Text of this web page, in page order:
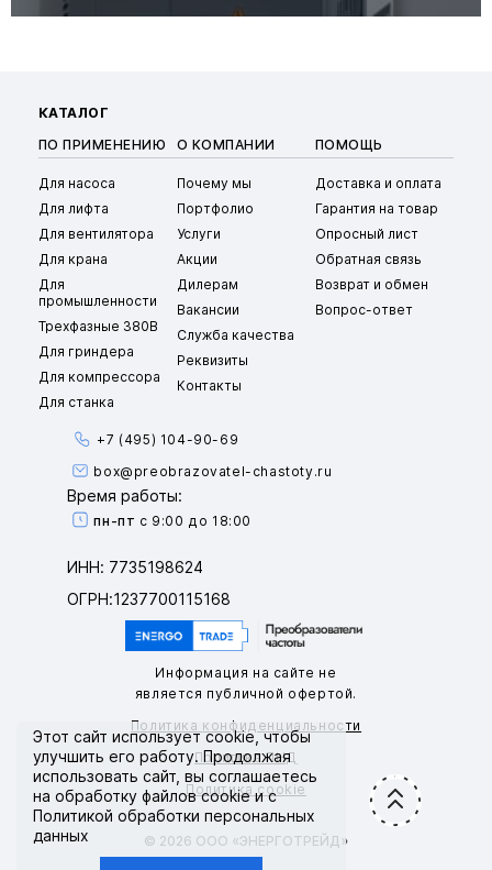
КАТАЛОГ
ПО ПРИМЕНЕНИЮ
Для насоса
Для лифта
Для вентилятора
Для крана
Для
промышленности
Трехфазные 380В
Для гриндера
Для компрессора
Для станка
О КОМПАНИИ
Почему мы
Портфолио
Услуги
Акции
Дилерам
Вакансии
Служба качества
Реквизиты
Контакты
ПОМОЩЬ
Доставка и оплата
Гарантия на товар
Опросный лист
Обратная связь
Возврат и обмен
Вопрос-ответ
+7 (495) 104-90-69
box@preobrazovatel-chastoty.ru
Время работы:
пн-пт с 9:00 до 18:00
ИНН: 7735198624
ОГРН:1237700115168
Информация на сайте не
является публичной офертой.
Политика конфиденциальности
Политика ПНД
Политика cookie
© 2026 ООО «ЭНЕРГОТРЕЙД»
Этот сайт используетcookie, чтобы
улучшить его работу. Продолжая
использовать сайт, вы соглашаетесь
на обработку файлов cookie и с
Политикой обработки персональных
данных